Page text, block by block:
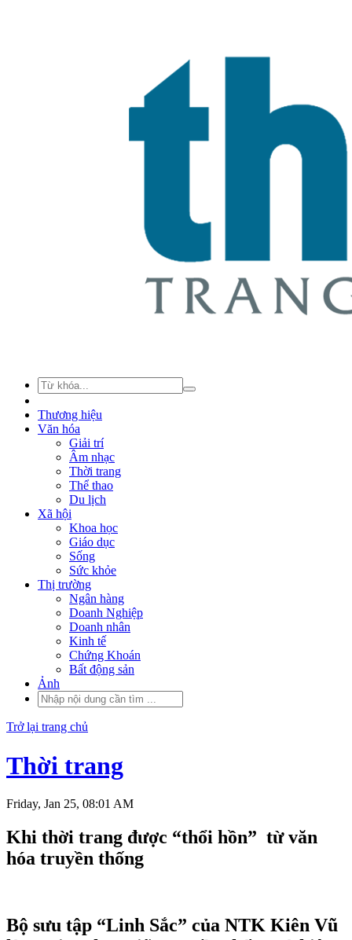
Thương hiệu
Văn hóa
Giải trí
Âm nhạc
Thời trang
Thể thao
Du lịch
Xã hội
Khoa học
Giáo dục
Sống
Sức khỏe
Thị trường
Ngân hàng
Doanh Nghiệp
Doanh nhân
Kinh tế
Chứng Khoán
Bất động sản
Ảnh
Trở lại trang chủ
Thời trang
Friday, Jan 25, 08:01 AM
Khi thời trang được “thổi hồn” từ văn
hóa truyền thống
Bộ sưu tập “Linh Sắc” của NTK Kiên Vũ